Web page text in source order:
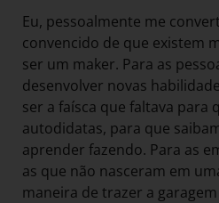
Eu, pessoalmente me
convencido de que existem
ser um maker. Para as
desenvolver novas
ser a faísca que faltava para
autodidatas, para que
aprender fazendo. Para as
as que não nasceram em
maneira de trazer a